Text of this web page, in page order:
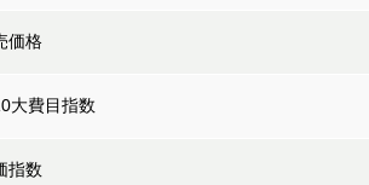
価格
大費目指数
指数